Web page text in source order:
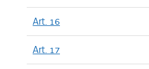
Art. 16
Art. 17